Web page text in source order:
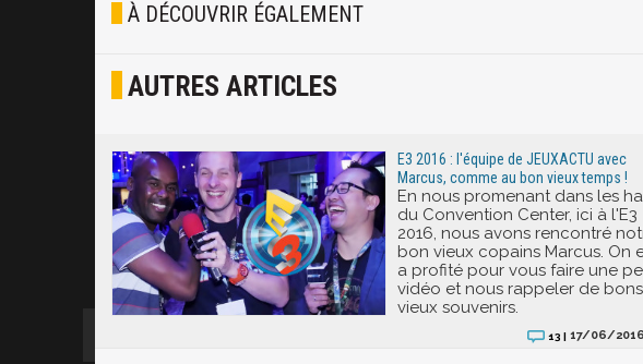
Joyeux
À DÉCOUVRIR ÉGALEMENT
AUTRES ARTICLES
E3 2016 : l'équipe de JEUXACTU avec
Marcus, comme au bon vieux temps !
En nous promenant dans les
du Convention Center, ici à l'E3
2016, nous avons rencontré
bon vieux copains Marcus. On
a profité pour vous faire une
vidéo et nous rappeler de bons
vieux souvenirs.
13 | 17/06/